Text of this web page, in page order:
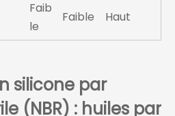
Faib
le
Faible Haut
silicone par
(NBR) : huiles par